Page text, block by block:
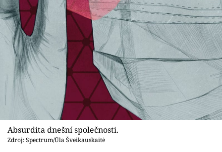
Absurdita dnešní společnosti.
Zdroj: Spectrum/Ūla Šveikauskaitė